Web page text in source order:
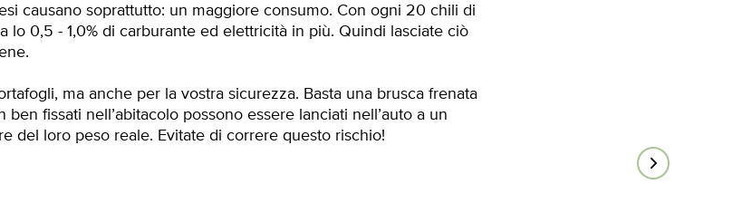
causano soprattutto: un maggiore consumo. Con ogni 20 chili di
lo 0,5 - 1,0% di carburante ed elettricità in più. Quindi lasciate ciò
ma anche per la vostra sicurezza. Basta una brusca frenata
fissati nell’abitacolo possono essere lanciati nell’auto a un
del loro peso reale. Evitate di correre questo rischio!